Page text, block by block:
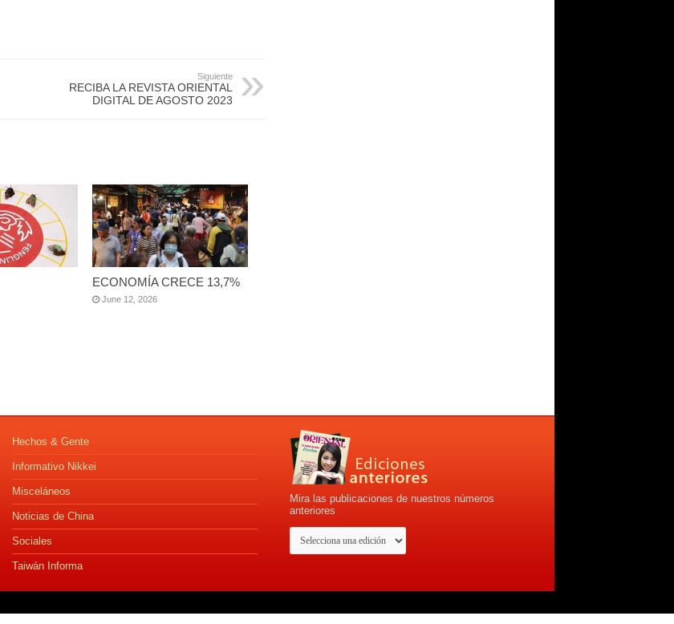
Siguiente
RECIBA LA REVISTA ORIENTAL
DIGITAL DE AGOSTO 2023
ECONOMÍA CRECE 13,7%
June 12, 2026
Hechos & Gente
Informativo Nikkei
Misceláneos
Noticias de China
Sociales
Taiwán Informa
Mira las publicaciones de nuestros números
anteriores